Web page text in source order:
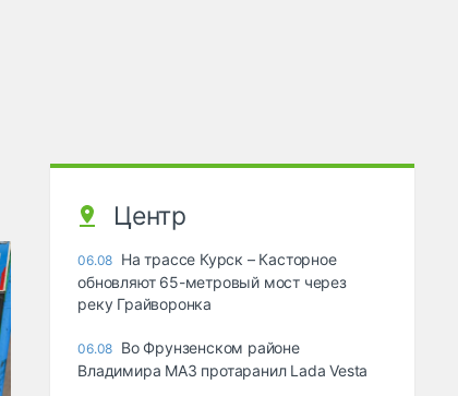
Центр
06.08 На трассе Курск – Касторное
обновляют 65-метровый мост через
реку Грайворонка
06.08 Во Фрунзенском районе
Владимира МАЗ протаранил Lada Vesta